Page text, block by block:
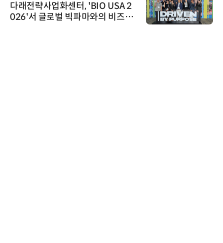
다래전략사업화센터, 'BIO USA 2
026'서 글로벌 빅파마와의 비즈니